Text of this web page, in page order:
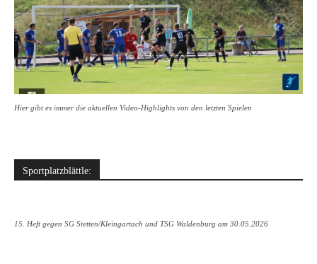
Hier gibt es immer die aktuellen Video-Highlights von den letzten Spielen
Sportplatzblättle:
15. Heft gegen SG Stetten/Kleingartach und TSG Waldenburg am 30.05.2026